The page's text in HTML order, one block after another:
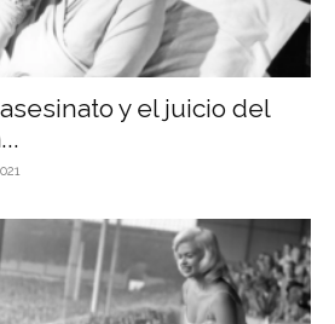
y el juicio del